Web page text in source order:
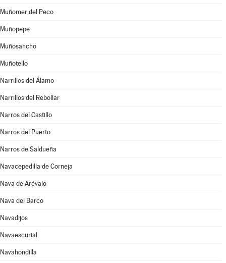
Muñomer del Peco
Muñopepe
Muñosancho
Muñotello
Narrillos del Álamo
Narrillos del Rebollar
Narros del Castillo
Narros del Puerto
Narros de Saldueña
Navacepedilla de Corneja
Nava de Arévalo
Nava del Barco
Navadijos
Navaescurial
Navahondilla